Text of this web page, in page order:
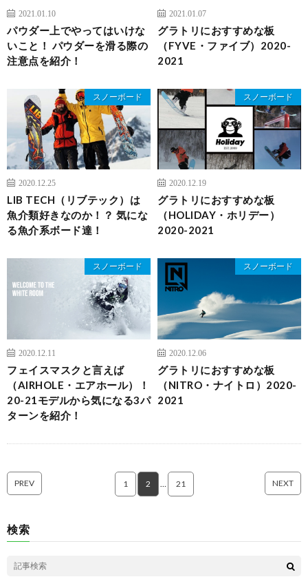
2021.01.10
パウダー上でやってはいけな
いこと！ パウダーを滑る際の
注意点を紹介！
2021.01.07
グラトリにおすすめな板
（FYVE・ファイブ）2020-
2021
スノーボード
2020.12.25
LIB TECH（リブテック）は
魚介類好きなのか！？ 気にな
る魚介系ボード達！
スノーボード
2020.12.19
グラトリにおすすめな板
（HOLIDAY・ホリデー）
2020-2021
スノーボード
2020.12.11
フェイスマスクと言えば
（AIRHOLE・エアホール）！
20-21モデルから気になる3パ
ターンを紹介！
スノーボード
2020.12.06
グラトリにおすすめな板
（NITRO・ナイトロ）2020-
2021
PREV 1 2 21 NEXT
検索